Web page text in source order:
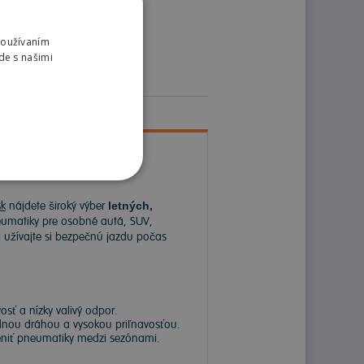
nájdete široký výber letných,
pre osobné autá, SUV,
si bezpečnú jazdu počas
a nízky valivý odpor.
dráhou a vysokou priľnavosťou.
pneumatiky medzi sezónami.
s našimi